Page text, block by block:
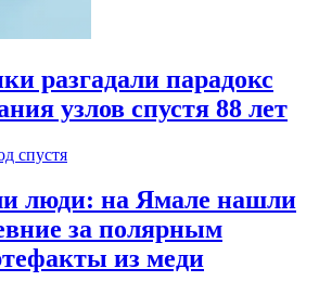
разгадали парадокс
узлов спустя 88 лет
спустя
люди: на Ямале нашли
за полярным
из меди